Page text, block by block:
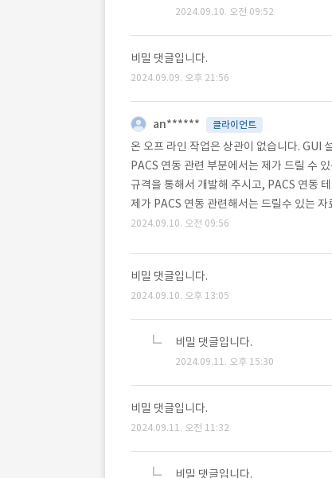
2024.09.10. 오전 09:52
비밀 댓글입니다.
2024.09.09. 오후 21:56
an****** 클라이언트
온 오프 라인 작업은 상관이 없습니다. GUI
PACS 연동 관련 부분에서는 제가 드릴 수
규격을 통해서 개발해 주시고, PACS 연동
제가 PACS 연동 관련해서는 드릴수 있는
2024.09.10. 오전 09:56
비밀 댓글입니다.
2024.09.10. 오후 13:05
비밀 댓글입니다.
2024.09.11. 오후 15:30
비밀 댓글입니다.
2024.09.11. 오전 11:32
비밀 댓글입니다.